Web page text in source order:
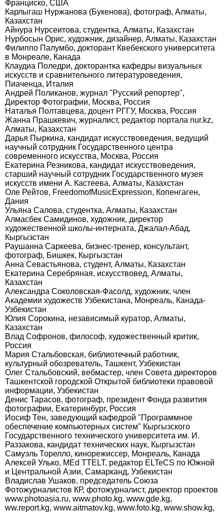
Франциско, США
Карлыгаш Нуржанова (Букенова), фотограф, Алматы,
Казахстан
Айнура Нурсеитова, студентка, Алматы, Казахстан
Нурбосын Орис, художник, дизайнер, Алматы, Казахстан
Филиппо Палумбо, докторант Квебекского университета
в Монреале, Канада
Клаудиа Поледри, докторантка кафедры визуальных
искусств и сравнительного литературоведения,
Пиаченца, Италия
Андрей Поликанов, журнал "Русский репортер",
Директор Фотографии, Москва, Россия
Наталья Полтавцева, доцент РГГУ, Москва, Россия
Жанна Прашкевич, журналист, редактор портала nur.kz,
Алматы, Казахстан
Дарья Пыркина, кандидат искусствоведения, ведущий
научный сотрудник Государственного центра
современного искусства, Москва, Россия
Екатерина Резникова, кандидат искусствоведения,
старший научный сотрудник Государственного музея
искусств имени А. Кастеева, Алматы, Казахстан
Оле Рейтов, FreedomofMusicExpression, Копенгаген,
Дания
Ульяна Салова, студентка, Алматы, Казахстан
Алмасбек Самидинов, художник, директор
художественной школы-интерната, Джалал-Абад,
Кыргызстан
Раушанна Саркеева, бизнес-тренер, консультант,
фотограф, Бишкек, Кыргызстан
Анна Севастьянова, студент, Алматы, Казахстан
Екатерина Серебряная, искусствовед, Алматы,
Казахстан
Александра Соколовская-Фасолд, художник, член
Академии художеств Узбекистана, Монреаль, Канада-
Узбекистан
Юлия Сорокина, независимый куратор, Алматы,
Казахстан
Влад Софронов, философ, художественный критик,
Россия
Мария Стальбовская, библиотечный работник,
культурный обозреватель, Ташкент, Узбекистан
Олег Стальбовский, вебмастер, член Совета директоров
Ташкентской городской Открытой библиотеки правовой
информации, Узбекистан
Денис Тарасов, фотограф, президент Фонда развития
фотографии, Екатеринбург, Россия
Иосиф Тен, заведующий кафедрой "Программное
обеспечение компьютерных систем" Кыргызского
Государственного технического университета им. И.
Раззакова, кандидат технических наук, Кыргызстан
Самуэль Торелло, кинорежиссер, Монреаль, Канада
Алексей Улько, MEd TTELT, редактор ELTeCS по Южной
и Центральной Азии, Самарканд, Узбекистан
Владислав Ушаков, председатель Союза
Фотожурналистов КР, фотожурналист, директор проектов
www.photoasia.ru, www.photo.kg, www.gde.kg,
ww.report.kg, www.aitmatov.kg, www.foto.kg, www.show.kg,